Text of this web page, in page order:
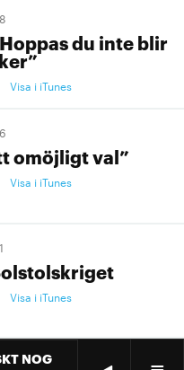
du inte blir
Visa i iTunes
omöjligt val”
Visa i iTunes
Visa i iTunes
NOG